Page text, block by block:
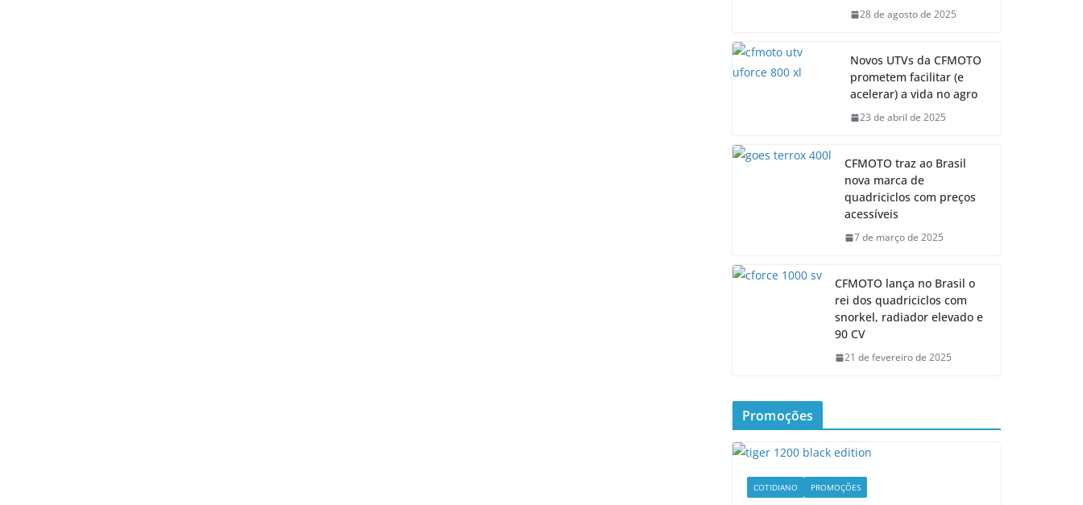
28 de agosto de 2025
Novos UTVs da CFMOTO
prometem facilitar (e
acelerar) a vida no agro
23 de abril de 2025
CFMOTO traz ao Brasil
nova marca de
quadriciclos com preços
acessíveis
7 de março de 2025
CFMOTO lança no Brasil o
rei dos quadriciclos com
snorkel, radiador elevado e
90 CV
21 de fevereiro de 2025
Promoções
COTIDIANO PROMOÇÕES